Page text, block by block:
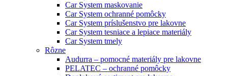
Car System maskovanie
Car System ochranné pomôcky
Car System príslušenstvo pre lakovne
Car System tesniace a lepiace materiály
Car System tmely
Rôzne
Audurra – pomocné materiály pre lakovne
PELATEC – ochranné pomôcky